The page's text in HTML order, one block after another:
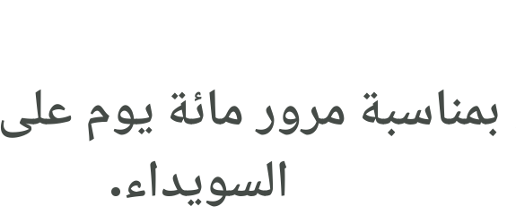
بمناسبة مرور مائة يوم
السويداء.